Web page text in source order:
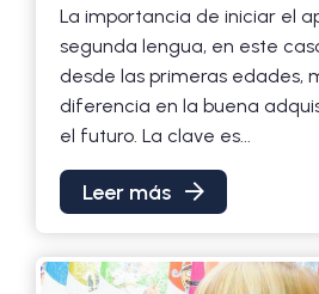
La importancia de iniciar el
segunda lengua, en este
desde las primeras edades,
diferencia en la buena
el futuro. La clave es...
Leer más